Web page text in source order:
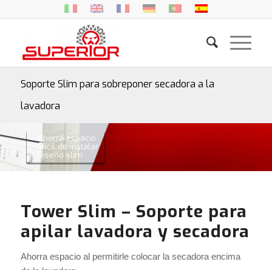
Soporte Slim para sobreponer secadora a la
lavadora
• Ahorra espacio
• Fácil de instalar
• Diseño slim
Tower Slim – Soporte para
apilar lavadora y secadora
Ahorra espacio al permitirle colocar la secadora encima